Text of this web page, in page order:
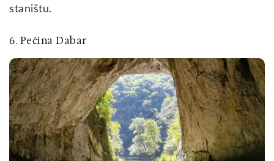
staništu.
6. Pećina Dabar